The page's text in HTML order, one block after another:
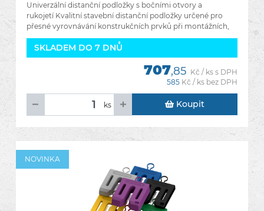
Univerzální distanční podložky s bočními otvory a
rukojetí Kvalitní stavební distanční podložky určené pro
přesné vyrovnávání konstrukčních prvků při montážních,
SKLADEM DO 7 DNŮ
707,85 Kč / ks s DPH
585 Kč / ks bez DPH
ks Koupit
NOVINKA